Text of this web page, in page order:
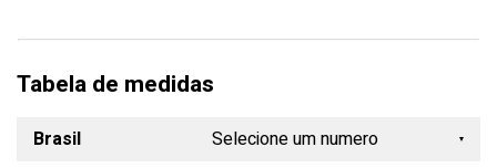
Tabela de medidas
Brasil
Selecione um numero